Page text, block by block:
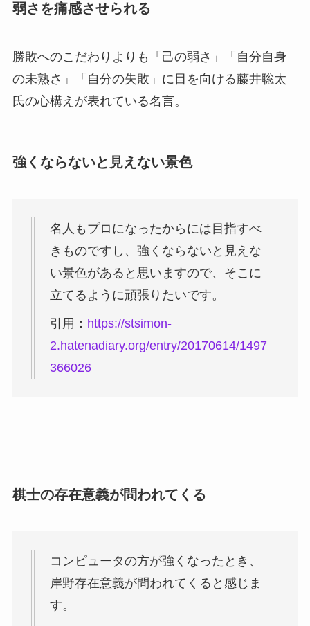
弱さを痛感させられる
勝敗へのこだわりよりも「己の弱さ」「自分自身
の未熟さ」「自分の失敗」に目を向ける藤井聡太
氏の心構えが表れている名言。
強くならないと見えない景色
名人もプロになったからには目指すべ
きものですし、強くならないと見えな
い景色があると思いますので、そこに
立てるように頑張りたいです。
引用： https://stsimon-
2.hatenadiary.org/entry/20170614/1497
366026
棋士の存在意義が問われてくる
コンピュータの方が強くなったとき、
岸野存在意義が問われてくると感じま
す。